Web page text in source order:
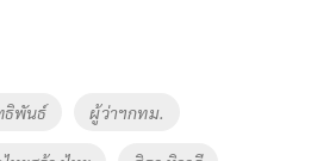
ธิพันธ์ ผู้ว่าฯกทม.